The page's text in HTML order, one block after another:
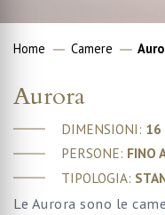
Home Camere
Aurora
DIMENSIONI: 16
PERSONE: FINO
TIPOLOGIA:
Le Aurora sono le